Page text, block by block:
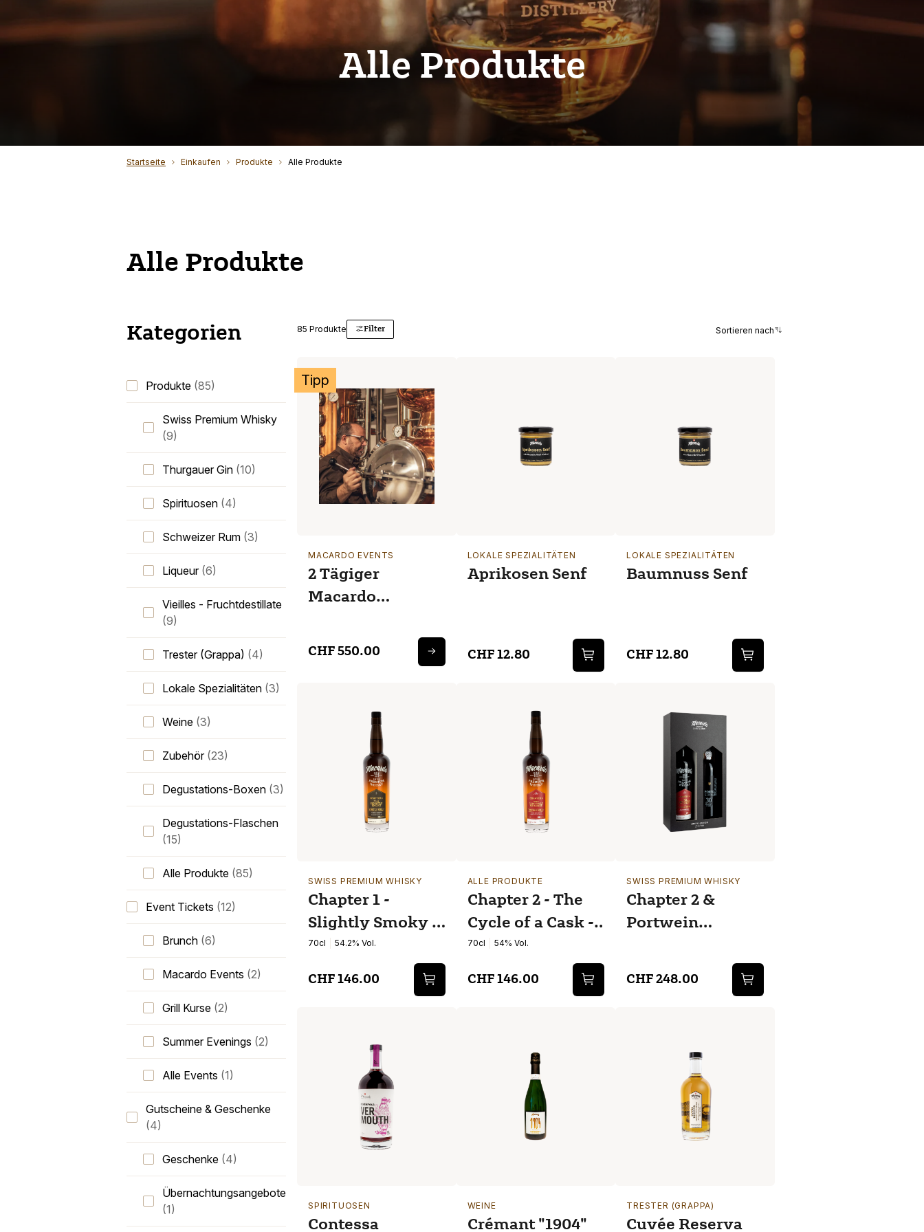
Alle Produkte
Startseite Einkaufen Produkte Alle Produkte
Alle Produkte
85 Produkte Filter Sortieren nach
Tipp
MACARDO EVENTS
2 Tägiger
Macardo
Kurs 30. & 31.
CHF 550.00
LOKALE SPEZIALITÄTEN
Aprikosen Senf
CHF 12.80
LOKALE SPEZIALITÄTEN
Baumnuss Senf
CHF 12.80
SWISS PREMIUM WHISKY
Chapter 1 -
Slightly Smoky -
Cask Strength
70cl 54.2% Vol.
CHF 146.00
ALLE PRODUKTE
Chapter 2 - The
Cycle of a Cask -
Cask Strength
70cl 54% Vol.
CHF 146.00
SWISS PREMIUM WHISKY
Chapter 2 &
Portwein
CHF 248.00
SPIRITUOSEN
Contessa
WEINE
Crémant "1904"
TRESTER (GRAPPA)
Cuvée Reserva
Kategorien
Produkte (85)
Swiss Premium Whisky
(9)
Thurgauer Gin (10)
Spirituosen (4)
Schweizer Rum (3)
Liqueur (6)
Vieilles - Fruchtdestillate
(9)
Trester (Grappa) (4)
Lokale Spezialitäten (3)
Weine (3)
Zubehör (23)
Degustations-Boxen (3)
Degustations-Flaschen
(15)
Alle Produkte (85)
Event Tickets (12)
Brunch (6)
Macardo Events (2)
Grill Kurse (2)
Summer Evenings (2)
Alle Events (1)
Gutscheine & Geschenke
(4)
Geschenke (4)
Übernachtungsangebote
(1)